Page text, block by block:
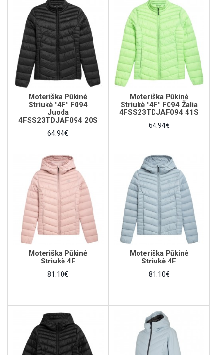
Moteriška Pūkinė
Striukė "4F" F094
Juoda
4FSS23TDJAF094 20S
64.94€
Moteriška Pūkinė
Striukė "4F" F094 Žalia
4FSS23TDJAF094 41S
64.94€
Moteriška Pūkinė
Striukė 4F
81.10€
Moteriška Pūkinė
Striukė 4F
81.10€